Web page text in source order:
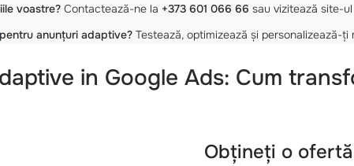
voastre? Contactează-ne la +373 601 066 66 sau vizitează site-
pentru anunțuri adaptive? Testează, optimizează și personalizează-ți
in Google Ads: Cum
Obțineți o ofertă